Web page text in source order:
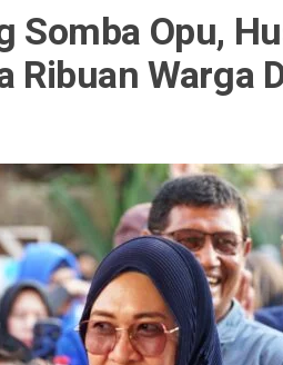
Somba Opu,
Ribuan Warga